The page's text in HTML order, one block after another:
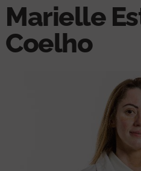
Marielle
Coelho